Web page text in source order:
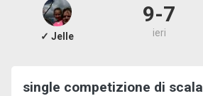
✓ Jelle
9-7
ieri
single competizione di scala